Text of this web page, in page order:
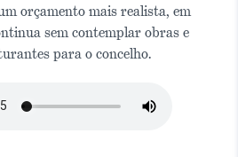
orçamento mais realista, em
sem contemplar obras e
para o concelho.